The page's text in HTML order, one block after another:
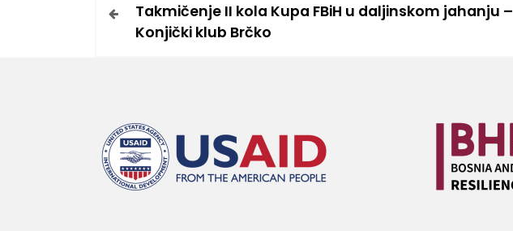
Takmičenje II kola Kupa FBiH u daljinskom jahanju –
Konjički klub Brčko